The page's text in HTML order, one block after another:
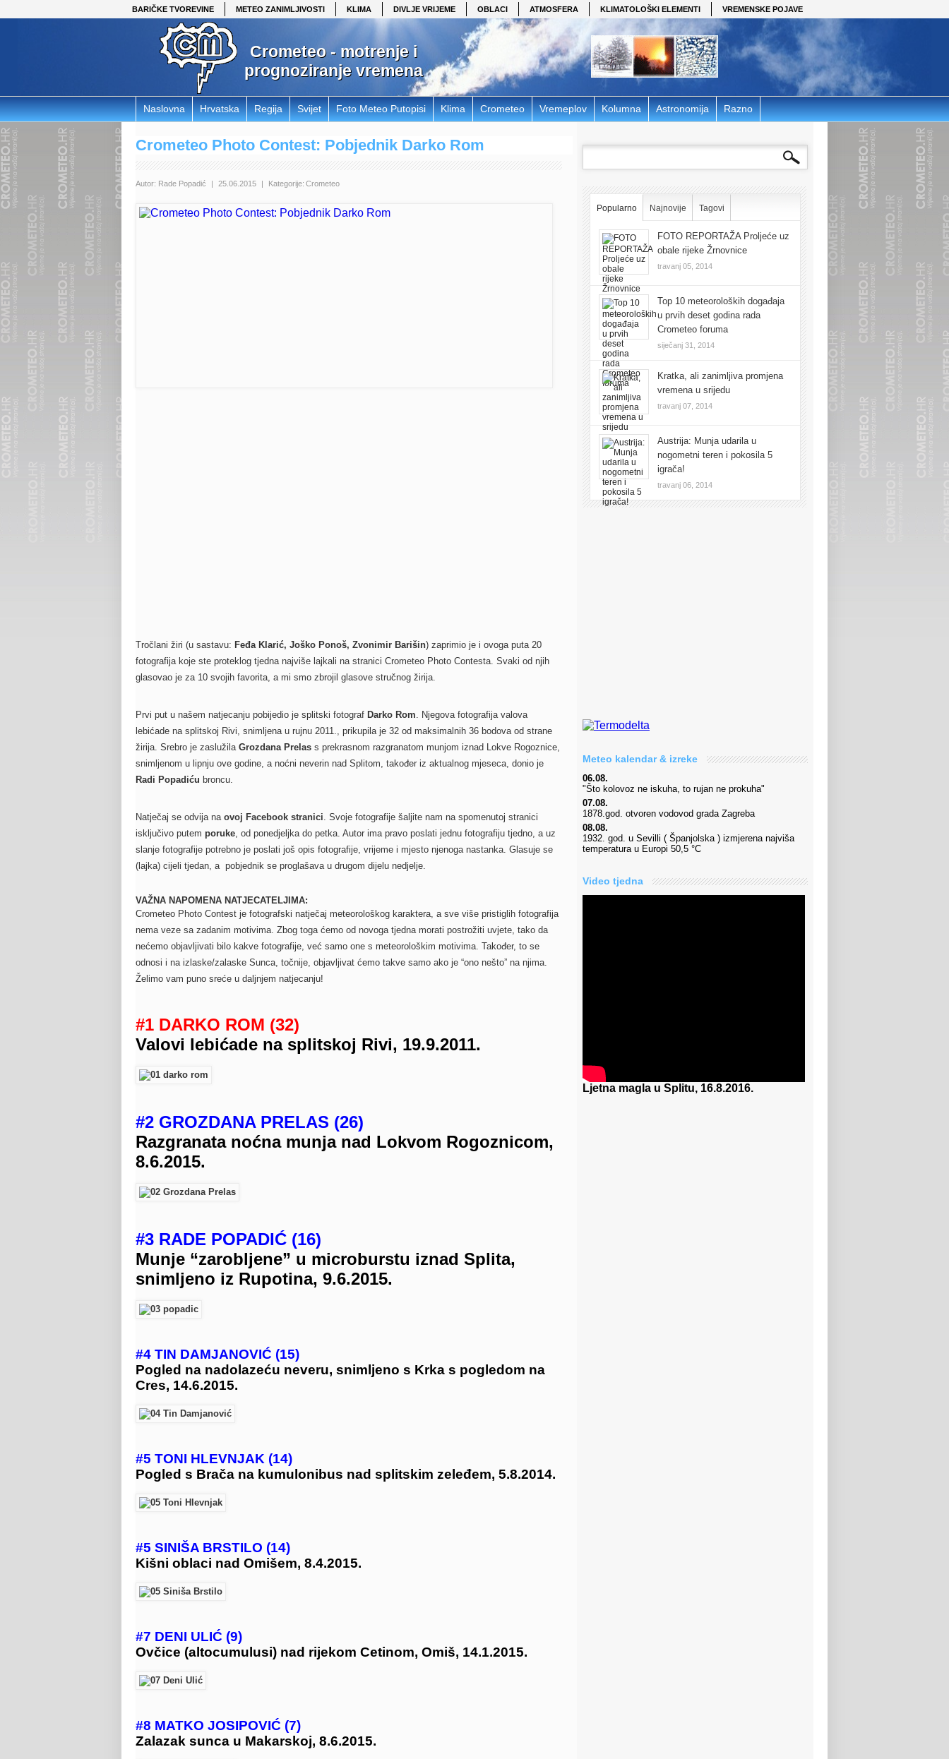
BARIČKE TVOREVINE METEO ZANIMLJIVOSTI KLIMA DIVLJE VRIJEME OBLACI ATMOSFERA KLIMATOLOŠKI ELEMENTI VREMENSKE POJAVE
Crometeo - motrenje i
prognoziranje vremena
Naslovna Hrvatska Regija Svijet Foto Meteo Putopisi Klima Crometeo Vremeplov Kolumna Astronomija Razno
Crometeo Photo Contest: Pobjednik Darko Rom
Autor: Rade Popadić | 25.06.2015 | Kategorije: Crometeo
Tročlani žiri (u sastavu: Feđa Klarić, Joško Ponoš, Zvonimir Barišin) zaprimio je i ovoga puta 20
fotografija koje ste proteklog tjedna najviše lajkali na stranici Crometeo Photo Contesta. Svaki od njih
glasovao je za 10 svojih favorita, a mi smo zbrojil glasove stručnog žirija.
Prvi put u našem natjecanju pobijedio je splitski fotograf Darko Rom. Njegova fotografija valova
lebićade na splitskoj Rivi, snimljena u rujnu 2011., prikupila je 32 od maksimalnih 36 bodova od strane
žirija. Srebro je zaslužila Grozdana Prelas s prekrasnom razgranatom munjom iznad Lokve Rogoznice,
snimljenom u lipnju ove godine, a noćni neverin nad Splitom, također iz aktualnog mjeseca, donio je
Radi Popadiću broncu.
Natječaj se odvija na ovoj Facebook stranici. Svoje fotografije šaljite nam na spomenutoj stranici
isključivo putem poruke, od ponedjeljka do petka. Autor ima pravo poslati jednu fotografiju tjedno, a uz
slanje fotografije potrebno je poslati još opis fotografije, vrijeme i mjesto njenoga nastanka. Glasuje se
(lajka) cijeli tjedan, a pobjednik se proglašava u drugom dijelu nedjelje.
VAŽNA NAPOMENA NATJECATELJIMA:
Crometeo Photo Contest je fotografski natječaj meteorološkog karaktera, a sve više pristiglih fotografija
nema veze sa zadanim motivima. Zbog toga ćemo od novoga tjedna morati postrožiti uvjete, tako da
nećemo objavljivati bilo kakve fotografije, već samo one s meteorološkim motivima. Također, to se
odnosi i na izlaske/zalaske Sunca, točnije, objavljivat ćemo takve samo ako je “ono nešto” na njima.
Želimo vam puno sreće u daljnjem natjecanju!
#1 DARKO ROM (32)
Valovi lebićade na splitskoj Rivi, 19.9.2011.
#2 GROZDANA PRELAS (26)
Razgranata noćna munja nad Lokvom Rogoznicom,
8.6.2015.
#3 RADE POPADIĆ (16)
Munje “zarobljene” u microburstu iznad Splita,
snimljeno iz Rupotina, 9.6.2015.
#4 TIN DAMJANOVIĆ (15)
Pogled na nadolazeću neveru, snimljeno s Krka s pogledom na
Cres, 14.6.2015.
#5 TONI HLEVNJAK (14)
Pogled s Brača na kumulonibus nad splitskim zeleđem, 5.8.2014.
#5 SINIŠA BRSTILO (14)
Kišni oblaci nad Omišem, 8.4.2015.
#7 DENI ULIĆ (9)
Ovčice (altocumulusi) nad rijekom Cetinom, Omiš, 14.1.2015.
#8 MATKO JOSIPOVIĆ (7)
Zalazak sunca u Makarskoj, 8.6.2015.
Popularno Najnovije Tagovi
FOTO REPORTAŽA Proljeće uz
obale rijeke Žrnovnice
travanj 05, 2014
Top 10 meteoroloških događaja
u prvih deset godina rada
Crometeo foruma
siječanj 31, 2014
Kratka, ali zanimljiva promjena
vremena u srijedu
travanj 07, 2014
Austrija: Munja udarila u
nogometni teren i pokosila 5
igrača!
travanj 06, 2014
Meteo kalendar & izreke
06.08.
"Što kolovoz ne iskuha, to rujan ne prokuha"
07.08.
1878.god. otvoren vodovod grada Zagreba
08.08.
1932. god. u Sevilli ( Španjolska ) izmjerena najviša
temperatura u Europi 50,5 °C
Video tjedna
Ljetna magla u Splitu, 16.8.2016.